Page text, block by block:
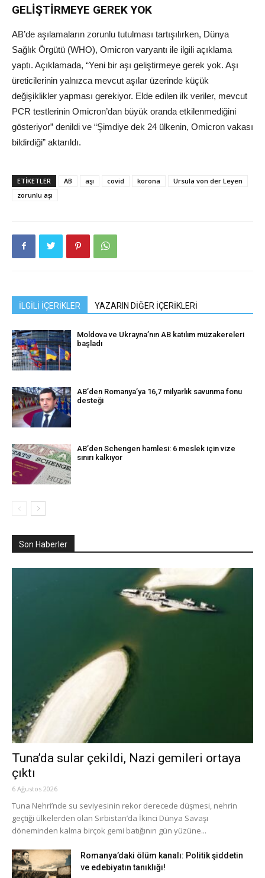
GELİŞTİRMEYE GEREK YOK
AB’de aşılamaların zorunlu tutulması tartışılırken, Dünya
Sağlık Örgütü (WHO), Omicron varyantı ile ilgili açıklama
yaptı. Açıklamada, “Yeni bir aşı geliştirmeye gerek yok. Aşı
üreticilerinin yalnızca mevcut aşılar üzerinde küçük
değişiklikler yapması gerekiyor. Elde edilen ilk veriler, mevcut
PCR testlerinin Omicron’dan büyük oranda etkilenmediğini
gösteriyor” denildi ve “Şimdiye dek 24 ülkenin, Omicron vakası
bildirdiği” aktarıldı.
ETIKETLER AB aşı covid korona
Ursula von der Leyen
zorunlu aşı
İLGİLİ İÇERİKLER YAZARIN DİĞER İÇERİKLERİ
Moldova ve Ukrayna’nın AB katılım müzakereleri
başladı
AB’den Romanya’ya 16,7 milyarlık savunma fonu
desteği
AB’den Schengen hamlesi: 6 meslek için vize
sınırı kalkıyor
Son Haberler
Tuna’da sular çekildi, Nazi gemileri ortaya
çıktı
6 Ağustos 2026
Tuna Nehri’nde su seviyesinin rekor derecede düşmesi, nehrin
geçtiği ülkelerden olan Sırbistan’da İkinci Dünya Savaşı
döneminden kalma birçok gemi batığının gün yüzüne...
Romanya’daki ölüm kanalı: Politik şiddetin
ve edebiyatın tanıklığı!